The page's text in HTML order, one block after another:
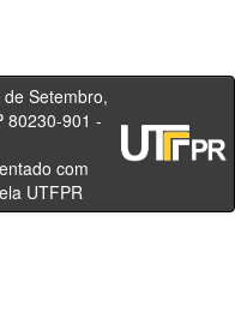
80230-901 -
Brasil
com
UTFPR